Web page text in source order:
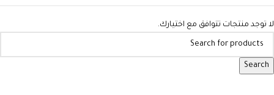
لا توجد منتجات تتوافق مع اختيارك.
Search